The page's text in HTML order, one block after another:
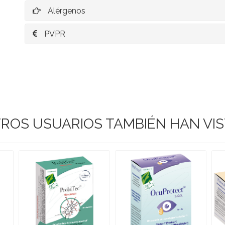
Alérgenos
PVPR
USUARIOS TAMBIÉN HAN